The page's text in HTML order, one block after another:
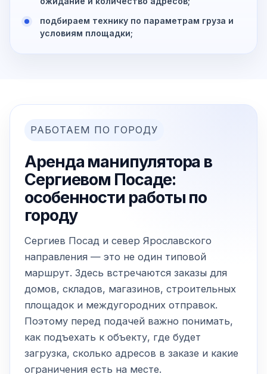
подбираем технику по параметрам груза и
условиям площадки;
РАБОТАЕМ ПО ГОРОДУ
Аренда манипулятора в
Сергиевом Посаде:
особенности работы по
городу
Сергиев Посад и север Ярославского
направления — это не один типовой
маршрут. Здесь встречаются заказы для
домов, складов, магазинов, строительных
площадок и междугородних отправок.
Поэтому перед подачей важно понимать,
как подъехать к объекту, где будет
загрузка, сколько адресов в заказе и какие
ограничения есть на месте.